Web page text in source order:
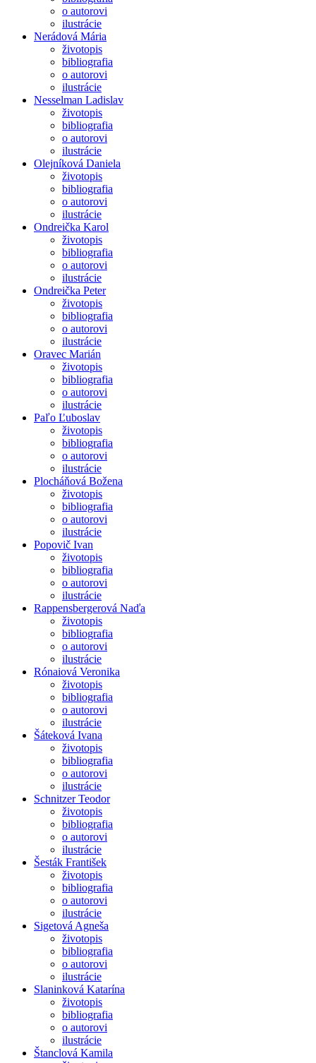
o autorovi
ilustrácie
Nerádová Mária
životopis
bibliografia
o autorovi
ilustrácie
Nesselman Ladislav
životopis
bibliografia
o autorovi
ilustrácie
Olejníková Daniela
životopis
bibliografia
o autorovi
ilustrácie
Ondreička Karol
životopis
bibliografia
o autorovi
ilustrácie
Ondreička Peter
životopis
bibliografia
o autorovi
ilustrácie
Oravec Marián
životopis
bibliografia
o autorovi
ilustrácie
Paľo Ľuboslav
životopis
bibliografia
o autorovi
ilustrácie
Plocháňová Božena
životopis
bibliografia
o autorovi
ilustrácie
Popovič Ivan
životopis
bibliografia
o autorovi
ilustrácie
Rappensbergerová Naďa
životopis
bibliografia
o autorovi
ilustrácie
Rónaiová Veronika
životopis
bibliografia
o autorovi
ilustrácie
Šáteková Ivana
životopis
bibliografia
o autorovi
ilustrácie
Schnitzer Teodor
životopis
bibliografia
o autorovi
ilustrácie
Šesták František
životopis
bibliografia
o autorovi
ilustrácie
Sigetová Agneša
životopis
bibliografia
o autorovi
ilustrácie
Slaninková Katarína
životopis
bibliografia
o autorovi
ilustrácie
Štanclová Kamila